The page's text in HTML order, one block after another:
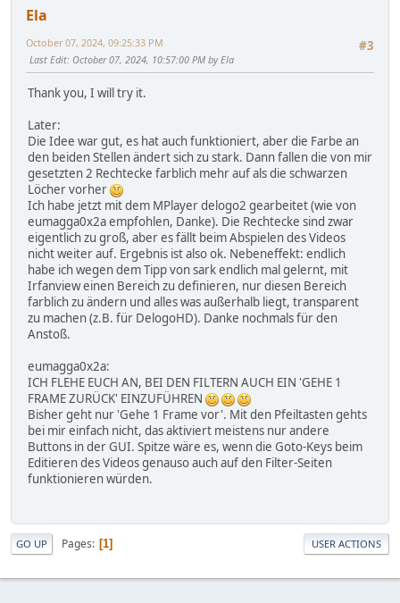
Ela
#3
October 07, 2024, 09:25:33 PM
Last Edit: October 07, 2024, 10:57:00 PM by Ela
Thank you, I will try it.
Later:
Die Idee war gut, es hat auch funktioniert, aber die Farbe an
den beiden Stellen ändert sich zu stark. Dann fallen die von mir
gesetzten 2 Rechtecke farblich mehr auf als die schwarzen
Löcher vorher
Ich habe jetzt mit dem MPlayer delogo2 gearbeitet (wie von
eumagga0x2a empfohlen, Danke). Die Rechtecke sind zwar
eigentlich zu groß, aber es fällt beim Abspielen des Videos
nicht weiter auf. Ergebnis ist also ok. Nebeneffekt: endlich
habe ich wegen dem Tipp von sark endlich mal gelernt, mit
Irfanview einen Bereich zu definieren, nur diesen Bereich
farblich zu ändern und alles was außerhalb liegt, transparent
zu machen (z.B. für DelogoHD). Danke nochmals für den
Anstoß.
eumagga0x2a:
ICH FLEHE EUCH AN, BEI DEN FILTERN AUCH EIN 'GEHE 1
FRAME ZURÜCK' EINZUFÜHREN
Bisher geht nur 'Gehe 1 Frame vor'. Mit den Pfeiltasten gehts
bei mir einfach nicht, das aktiviert meistens nur andere
Buttons in der GUI. Spitze wäre es, wenn die Goto-Keys beim
Editieren des Videos genauso auch auf den Filter-Seiten
funktionieren würden.
GO UP Pages 1 USER ACTIONS